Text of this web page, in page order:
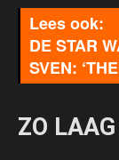
DE STAR
SVEN:
ZO